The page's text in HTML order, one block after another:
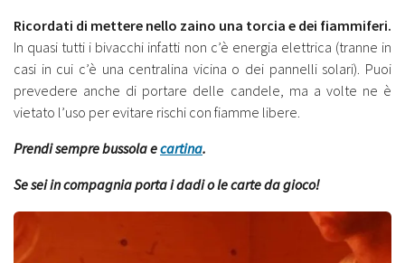
Ricordati di mettere nello zaino una torcia e dei fiammiferi.
In quasi tutti i bivacchi infatti non c’è energia elettrica (tranne in
casi in cui c’è una centralina vicina o dei pannelli solari). Puoi
prevedere anche di portare delle candele, ma a volte ne è
vietato l’uso per evitare rischi con fiamme libere.
Prendi sempre bussola ecartina.
Se sei in compagnia porta i dadi o le carte da gioco!